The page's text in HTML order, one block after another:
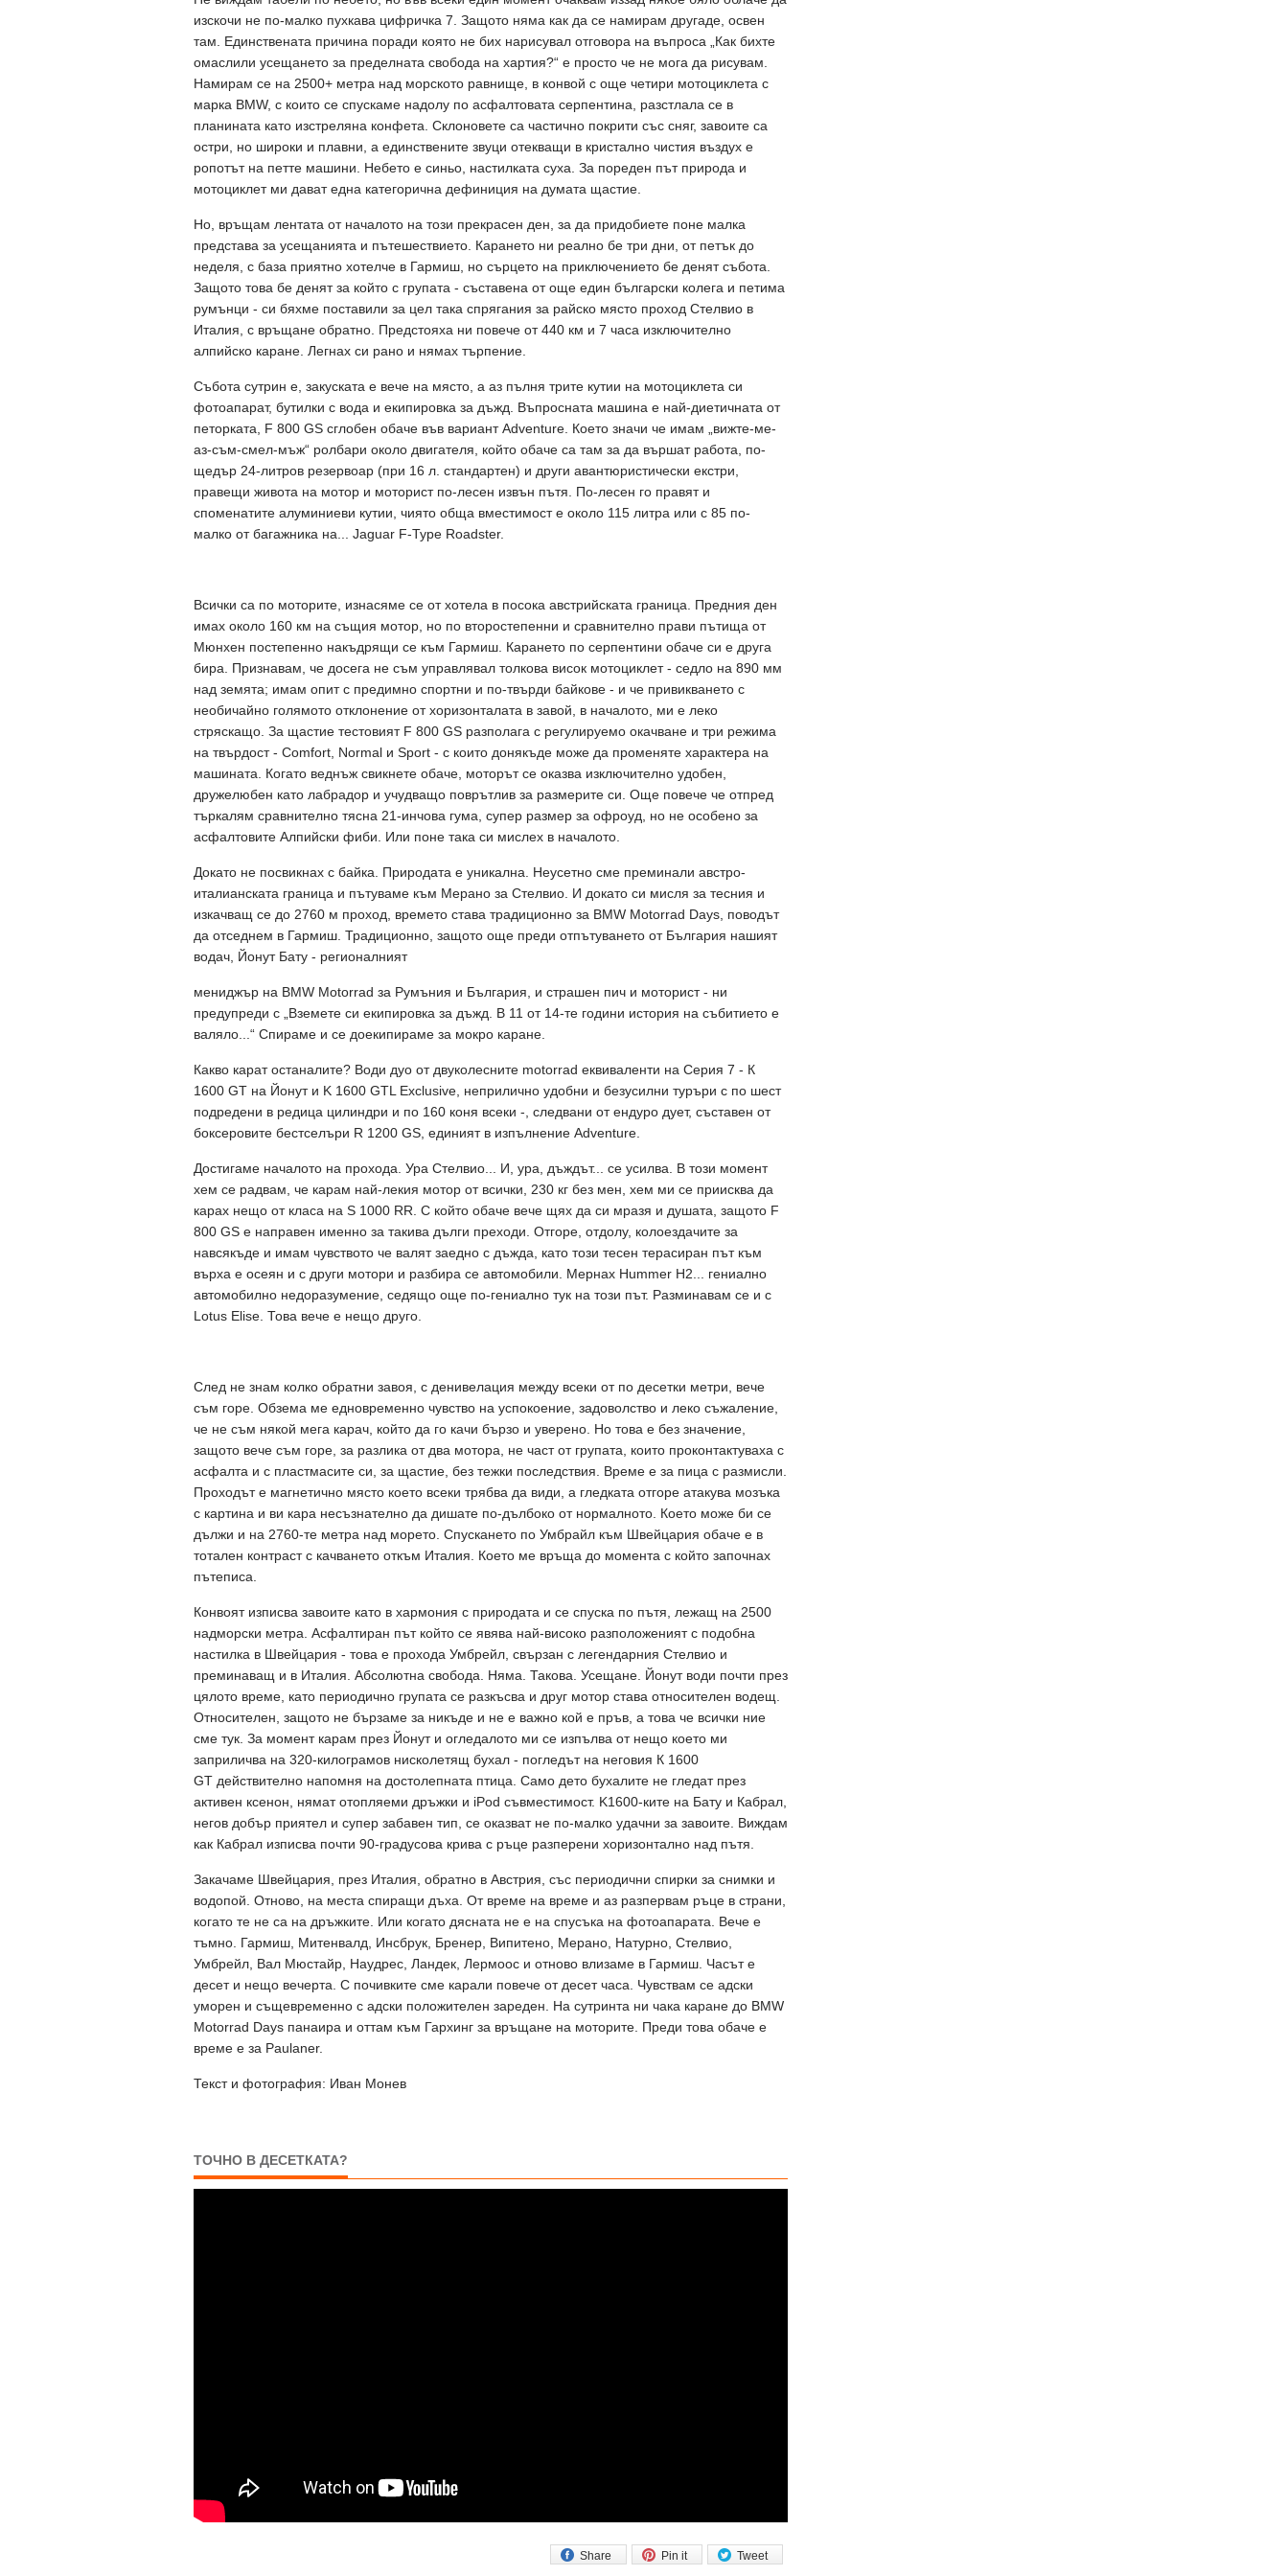
изскочи не по-малко пухкава цифричка 7. Защото няма как да се намирам другаде, освен
там. Единствената причина поради която не бих нарисувал отговора на въпроса „Как бихте
омаслили усещането за пределната свобода на хартия?“ е просто че не мога да рисувам.
Намирам се на 2500+ метра над морското равнище, в конвой с още четири мотоциклета с
марка BMW, с които се спускаме надолу по асфалтовата серпентина, разстлала се в
планината като изстреляна конфета. Склоновете са частично покрити със сняг, завоите са
остри, но широки и плавни, а единствените звуци отекващи в кристално чистия въздух е
ропотът на петте машини. Небето е синьо, настилката суха. За пореден път природа и
мотоциклет ми дават една категорична дефиниция на думата щастие.
Но, връщам лентата от началото на този прекрасен ден, за да придобиете поне малка
представа за усещанията и пътешествието. Карането ни реално бе три дни, от петък до
неделя, с база приятно хотелче в Гармиш, но сърцето на приключението бе денят събота.
Защото това бе денят за който с групата - съставена от още един български колега и петима
румънци - си бяхме поставили за цел така спрягания за райско място проход Стелвио в
Италия, с връщане обратно. Предстояха ни повече от 440 км и 7 часа изключително
алпийско каране. Легнах си рано и нямах търпение.
Събота сутрин е, закуската е вече на място, а аз пълня трите кутии на мотоциклета си
фотоапарат, бутилки с вода и екипировка за дъжд. Въпросната машина е най-диетичната от
петорката, F 800 GS сглобен обаче във вариант Adventure. Което значи че имам „вижте-ме-
аз-съм-смел-мъж“ ролбари около двигателя, който обаче са там за да вършат работа, по-
щедър 24-литров резервоар (при 16 л. стандартен) и други авантюристически екстри,
правещи живота на мотор и моторист по-лесен извън пътя. По-лесен го правят и
споменатите алуминиеви кутии, чиято обща вместимост е около 115 литра или с 85 по-
малко от багажника на... Jaguar F-Type Roadster.
Всички са по моторите, изнасяме се от хотела в посока австрийската граница. Предния ден
имах около 160 км на същия мотор, но по второстепенни и сравнително прави пътища от
Мюнхен постепенно накъдрящи се към Гармиш. Карането по серпентини обаче си е друга
бира. Признавам, че досега не съм управлявал толкова висок мотоциклет - седло на 890 мм
над земята; имам опит с предимно спортни и по-твърди байкове - и че привикването с
необичайно голямото отклонение от хоризонталата в завой, в началото, ми е леко
стряскащо. За щастие тестовият F 800 GS разполага с регулируемо окачване и три режима
на твърдост - Comfort, Normal и Sport - с които донякъде може да променяте характера на
машината. Когато веднъж свикнете обаче, моторът се оказва изключително удобен,
дружелюбен като лабрадор и учудващо поврътлив за размерите си. Още повече че отпред
търкалям сравнително тясна 21-инчова гума, супер размер за офроуд, но не особено за
асфалтовите Алпийски фиби. Или поне така си мислех в началото.
Докато не посвикнах с байка. Природата е уникална. Неусетно сме преминали австро-
италианската граница и пътуваме към Мерано за Стелвио. И докато си мисля за тесния и
изкачващ се до 2760 м проход, времето става традиционно за BMW Motorrad Days, поводът
да отседнем в Гармиш. Традиционно, защото още преди отпътуването от България нашият
водач, Йонут Бату - регионалният
мениджър на BMW Motorrad за Румъния и България, и страшен пич и моторист - ни
предупреди с „Вземете си екипировка за дъжд. В 11 от 14-те години история на събитието е
валяло...“ Спираме и се доекипираме за мокро каране.
Какво карат останалите? Води дуо от двуколесните motorrad еквиваленти на Серия 7 - К
1600 GT на Йонут и K 1600 GTL Exclusive, неприлично удобни и безусилни туръри с по шест
подредени в редица цилиндри и по 160 коня всеки -, следвани от ендуро дуeт, съставен от
боксеровите бестселъри R 1200 GS, единият в изпълнение Adventure.
Достигаме началото на прохода. Ура Стелвио... И, ура, дъждът... се усилва. В този момент
хем се радвам, че карам най-лекия мотор от всички, 230 кг без мен, хем ми се приисква да
карах нещо от класа на S 1000 RR. С който обаче вече щях да си мразя и душата, защото F
800 GS е направен именно за такива дълги преходи. Отгоре, отдолу, колоездачите за
навсякъде и имам чувството че валят заедно с дъжда, като този тесен терасиран път към
върха е осеян и с други мотори и разбира се автомобили. Мернах Hummer H2... гениално
автомобилно недоразумение, седящо още по-гениално тук на този път. Разминавам се и с
Lotus Elise. Това вече е нещо друго.
След не знам колко обратни завоя, с денивелация между всеки от по десетки метри, вече
съм горе. Обзема ме едновременно чувство на успокоение, задоволство и леко съжаление,
че не съм някой мега карач, който да го качи бързо и уверено. Но това е без значение,
защото вече съм горе, за разлика от два мотора, не част от групата, които проконтактуваха с
асфалта и с пластмасите си, за щастие, без тежки последствия. Време е за пица с размисли.
Проходът е магнетично място което всеки трябва да види, а гледката отгоре атакува мозъка
с картина и ви кара несъзнателно да дишате по-дълбоко от нормалното. Което може би се
дължи и на 2760-те метра над морето. Спускането по Умбрайл към Швейцария обаче е в
тотален контраст с качването откъм Италия. Което ме връща до момента с който започнах
пътеписа.
Конвоят изписва завоите като в хармония с природата и се спуска по пътя, лежащ на 2500
надморски метра. Асфалтиран път който се явява най-високо разположеният с подобна
настилка в Швейцария - това е прохода Умбрейл, свързан с легендарния Стелвио и
преминаващ и в Италия. Абсолютна свобода. Няма. Такова. Усещане. Йонут води почти през
цялото време, като периодично групата се разкъсва и друг мотор става относителен водещ.
Относителен, защото не бързаме за никъде и не е важно кой е пръв, а това че всички ние
сме тук. За момент карам през Йонут и огледалото ми се изпълва от нещо което ми
заприличва на 320-килограмов нисколетящ бухал - погледът на неговия К 1600
GT действително напомня на достолепната птица. Само дето бухалите не гледат през
активен ксенон, нямат отопляеми дръжки и iPod съвместимост. K1600-ките на Бату и Кабрал,
негов добър приятел и супер забавен тип, се оказват не по-малко удачни за завоите. Виждам
как Кабрал изписва почти 90-градусова крива с ръце разперени хоризонтално над пътя.
Закачаме Швейцария, през Италия, обратно в Австрия, със периодични спирки за снимки и
водопой. Отново, на места спиращи дъха. От време на време и аз разпервам ръце в страни,
когато те не са на дръжките. Или когато дясната не е на спусъка на фотоапарата. Вече е
тъмно. Гармиш, Митенвалд, Инсбрук, Бренер, Випитено, Мерано, Натурно, Стелвио,
Умбрейл, Вал Мюстайр, Наудрес, Ландек, Лермоос и отново влизаме в Гармиш. Часът е
десет и нещо вечерта. С почивките сме карали повече от десет часа. Чувствам се адски
уморен и същевременно с адски положителен зареден. На сутринта ни чака каране до BMW
Motorrad Days панаира и оттам към Гархинг за връщане на моторите. Преди това обаче е
време е за Paulaner.
Текст и фотография: Иван Монев
ТОЧНО В ДЕСЕТКАТА?
Tweet
Pin it
Share